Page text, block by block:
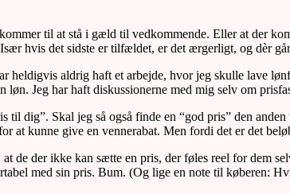
til at stå i gæld til vedkommende. Eller at der
hvis det sidste er tilfældet, er det ærgerligt, og dèr
aldrig haft et arbejde, hvor jeg skulle lave
Jeg har haft diskussionerne med mig selv om
dig”. Skal jeg så også finde en “god pris” den
at kunne give en vennerabat. Men fordi det er det
de der ikke kan sætte en pris, der føles reel for dem
med sin pris. Bum. (Og lige en note til køberen: